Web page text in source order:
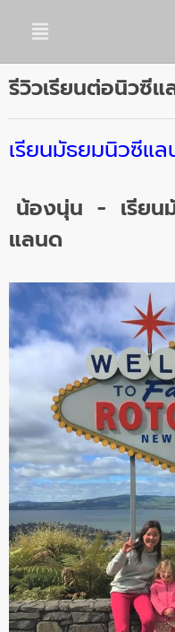
รีวิวเรียนต่อนิวซี
เรียนมัธยมนิวซีแ
น้องนุ่น - เรียน
แลนด